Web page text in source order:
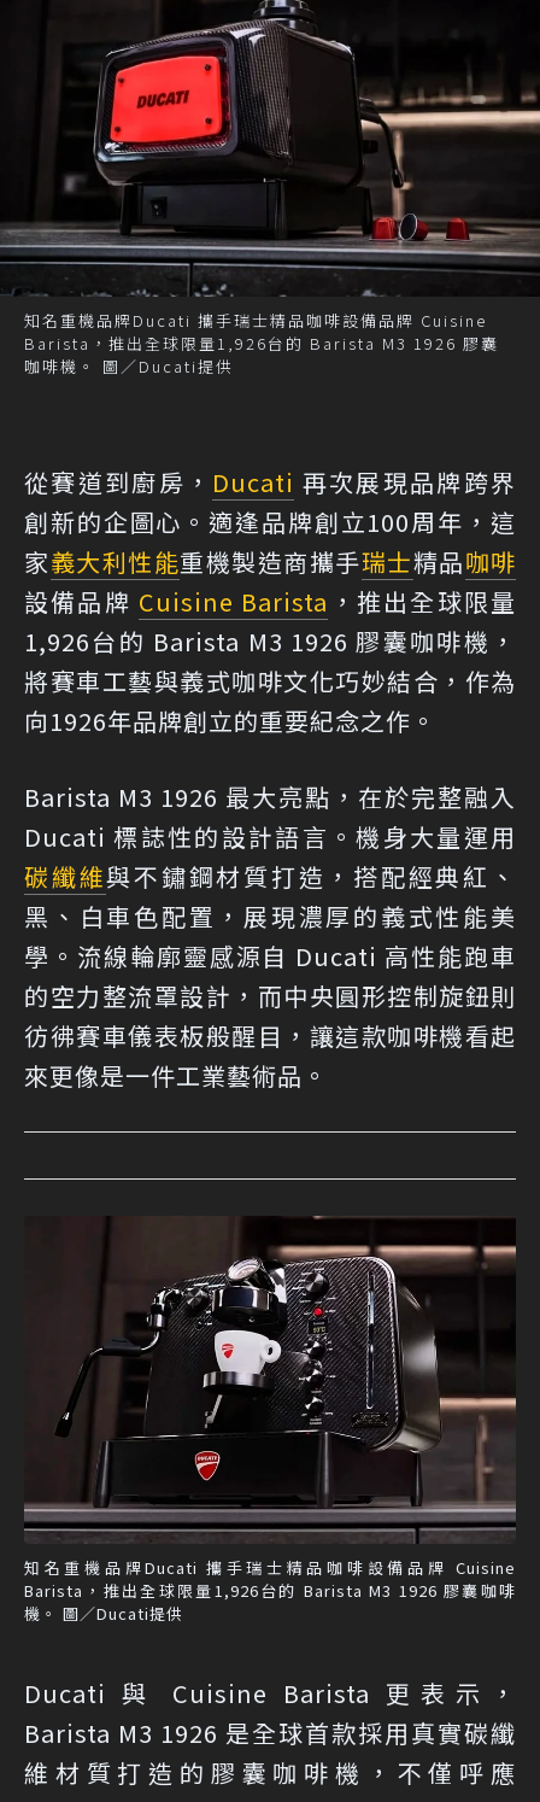
知名重機品牌Ducati 攜手瑞士精品咖啡設備品牌 Cuisine
Barista，推出全球限量1,926台的 Barista M3 1926 膠囊
咖啡機。 圖／Ducati提供
從賽道到廚房， Ducati 再次展現品牌跨界
創新的企圖心。適逢品牌創立100周年，這
家義大利性能重機製造商攜手瑞士精品咖啡
設備品牌 Cuisine Barista ，推出全球限量
1,926台的 Barista M3 1926 膠囊咖啡機，
將賽車工藝與義式咖啡文化巧妙結合，作為
向1926年品牌創立的重要紀念之作。
Barista M3 1926 最大亮點，在於完整融入
Ducati 標誌性的設計語言。機身大量運用
碳纖維與不鏽鋼材質打造，搭配經典紅、
黑、白車色配置，展現濃厚的義式性能美
學。流線輪廓靈感源自 Ducati 高性能跑車
的空力整流罩設計，而中央圓形控制旋鈕則
彷彿賽車儀表板般醒目，讓這款咖啡機看起
來更像是一件工業藝術品。
知名重機品牌Ducati 攜手瑞士精品咖啡設備品牌 Cuisine
Barista，推出全球限量1,926台的 Barista M3 1926 膠囊咖啡
機。 圖／Ducati提供
Ducati 與 Cuisine Barista 更表示，
Barista M3 1926 是全球首款採用真實碳纖
維材質打造的膠囊咖啡機，不僅呼應